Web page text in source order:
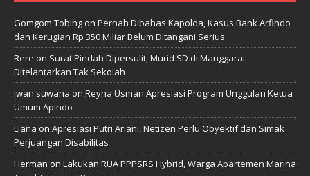
Gomgom Tobing on Pernah Dibahas Kapolda, Kasus Bank Arfindo
dan Kerugian Rp 350 Miliar Belum Ditangani Serius
Rere on Surat Pindah Dipersulit, Murid SD di Manggarai
Ditelantarkan Tak Sekolah
iwan suwana on Reyna Usman Apresiasi Program Unggulan Ketua
Umum Apindo
Liana on Apresiasi Putri Ariani, Netizen Perlu Obyektif dan Simak
Perjuangan Disabilitas
Herman on Lakukan RUA PPPSRS Hybrid, Warga Apartemen Marina